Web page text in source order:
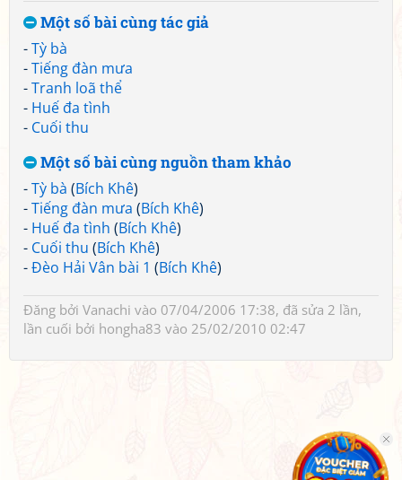
Một số bài cùng tác giả
-Tỳ bà
-Tiếng đàn mưa
-Tranh loã thể
- Huế đa tình
- Cuối thu
Một số bài cùng nguồn tham khảo
-Tỳ bà (Bích Khê)
-Tiếng đàn mưa (Bích Khê)
- Huế đa tình (Bích Khê)
- Cuối thu (Bích Khê)
-Đèo Hải Vân bài 1 (Bích Khê)
Đăng bởi Vanachi vào 07/04/2006 17:38, đã sửa 2 lần,
lần cuối bởi hongha83 vào 25/02/2010 02:47